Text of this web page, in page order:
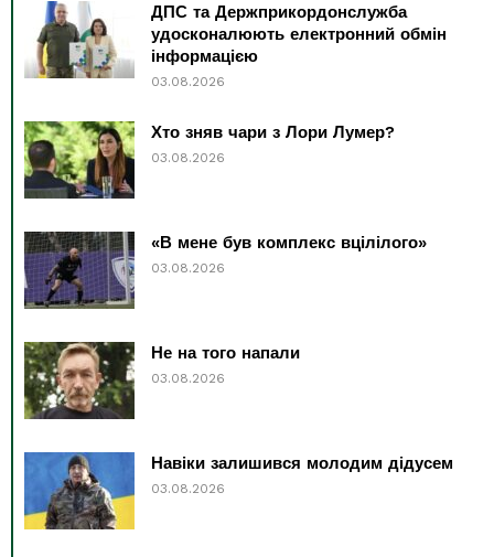
ДПС та Держприкордонслужба
удосконалюють електронний обмін
інформацією
03.08.2026
Хто зняв чари з Лори Лумер?
03.08.2026
«В мене був комплекс вцілілого»
03.08.2026
Не на того напали
03.08.2026
Навіки залишився молодим дідусем
03.08.2026